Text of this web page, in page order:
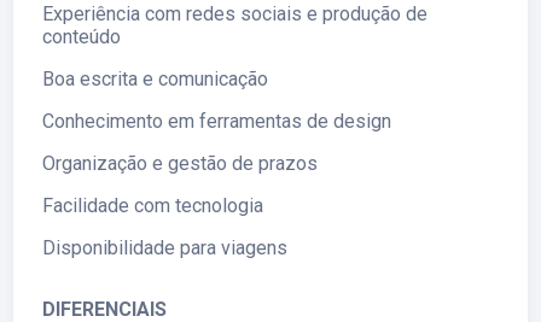
Experiência com redes sociais e produção de
conteúdo
Boa escrita e comunicação
Conhecimento em ferramentas de design
Organização e gestão de prazos
Facilidade com tecnologia
Disponibilidade para viagens
DIFERENCIAIS